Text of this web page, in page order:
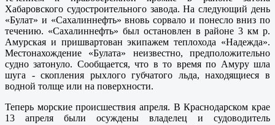
Хабаровского судостроительного завода. На следующий день
«Булат» и «Сахалиннефть» вновь сорвало и понесло вниз по
течению. «Сахалиннефть» был остановлен в районе 3 км р.
Амурская и пришвартован экипажем теплохода «Надежда».
Местонахождение «Булата» неизвестно, предположительно
судно затонуло. Сообщается, что в то время по Амуру шла
шуга - скопления рыхлого губчатого льда, находящиеся в
водной толще или на поверхности.
Теперь морские происшествия апреля. В Краснодарском крае
13 апреля были осуждены владелец и судоводитель